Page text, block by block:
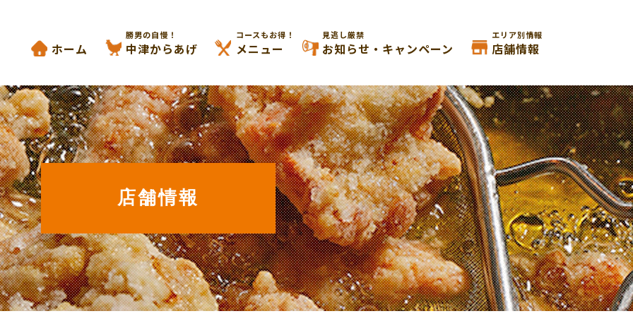
ホーム
勝男の自慢！
中津からあげ
コースもお得！
メニュー
見逃し厳禁
お知らせ・キャンペーン
エリア別情報
店舗情報
店舗情報